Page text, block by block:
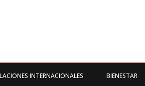
INTERNACIONALES BIENESTAR